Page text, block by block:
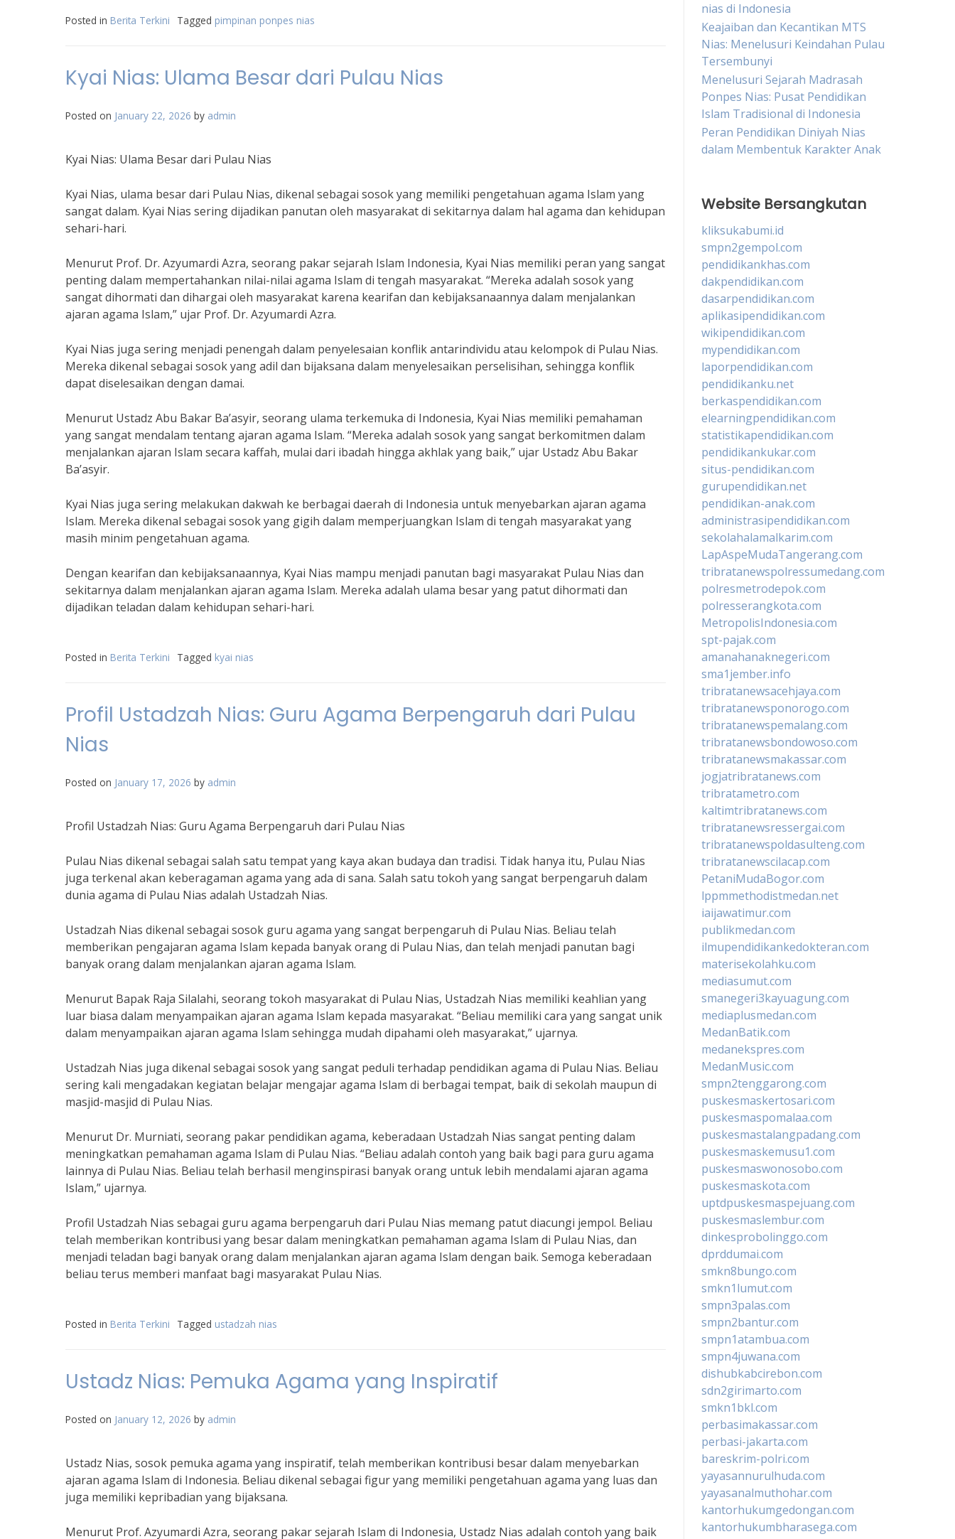
Posted in Berita Terkini Tagged pimpinan ponpes nias
Kyai Nias: Ulama Besar dari Pulau Nias
Posted on January 22, 2026 by admin
Kyai Nias: Ulama Besar dari Pulau Nias
Kyai Nias, ulama besar dari Pulau Nias, dikenal sebagai sosok yang memiliki pengetahuan agama Islam yang
sangat dalam. Kyai Nias sering dijadikan panutan oleh masyarakat di sekitarnya dalam hal agama dan kehidupan
sehari-hari.
Menurut Prof. Dr. Azyumardi Azra, seorang pakar sejarah Islam Indonesia, Kyai Nias memiliki peran yang sangat
penting dalam mempertahankan nilai-nilai agama Islam di tengah masyarakat. “Mereka adalah sosok yang
sangat dihormati dan dihargai oleh masyarakat karena kearifan dan kebijaksanaannya dalam menjalankan
ajaran agama Islam,” ujar Prof. Dr. Azyumardi Azra.
Kyai Nias juga sering menjadi penengah dalam penyelesaian konflik antarindividu atau kelompok di Pulau Nias.
Mereka dikenal sebagai sosok yang adil dan bijaksana dalam menyelesaikan perselisihan, sehingga konflik
dapat diselesaikan dengan damai.
Menurut Ustadz Abu Bakar Ba’asyir, seorang ulama terkemuka di Indonesia, Kyai Nias memiliki pemahaman
yang sangat mendalam tentang ajaran agama Islam. “Mereka adalah sosok yang sangat berkomitmen dalam
menjalankan ajaran Islam secara kaffah, mulai dari ibadah hingga akhlak yang baik,” ujar Ustadz Abu Bakar
Ba’asyir.
Kyai Nias juga sering melakukan dakwah ke berbagai daerah di Indonesia untuk menyebarkan ajaran agama
Islam. Mereka dikenal sebagai sosok yang gigih dalam memperjuangkan Islam di tengah masyarakat yang
masih minim pengetahuan agama.
Dengan kearifan dan kebijaksanaannya, Kyai Nias mampu menjadi panutan bagi masyarakat Pulau Nias dan
sekitarnya dalam menjalankan ajaran agama Islam. Mereka adalah ulama besar yang patut dihormati dan
dijadikan teladan dalam kehidupan sehari-hari.
Posted in Berita Terkini Tagged kyai nias
Profil Ustadzah Nias: Guru Agama Berpengaruh dari Pulau
Nias
Posted on January 17, 2026 by admin
Profil Ustadzah Nias: Guru Agama Berpengaruh dari Pulau Nias
Pulau Nias dikenal sebagai salah satu tempat yang kaya akan budaya dan tradisi. Tidak hanya itu, Pulau Nias
juga terkenal akan keberagaman agama yang ada di sana. Salah satu tokoh yang sangat berpengaruh dalam
dunia agama di Pulau Nias adalah Ustadzah Nias.
Ustadzah Nias dikenal sebagai sosok guru agama yang sangat berpengaruh di Pulau Nias. Beliau telah
memberikan pengajaran agama Islam kepada banyak orang di Pulau Nias, dan telah menjadi panutan bagi
banyak orang dalam menjalankan ajaran agama Islam.
Menurut Bapak Raja Silalahi, seorang tokoh masyarakat di Pulau Nias, Ustadzah Nias memiliki keahlian yang
luar biasa dalam menyampaikan ajaran agama Islam kepada masyarakat. “Beliau memiliki cara yang sangat unik
dalam menyampaikan ajaran agama Islam sehingga mudah dipahami oleh masyarakat,” ujarnya.
Ustadzah Nias juga dikenal sebagai sosok yang sangat peduli terhadap pendidikan agama di Pulau Nias. Beliau
sering kali mengadakan kegiatan belajar mengajar agama Islam di berbagai tempat, baik di sekolah maupun di
masjid-masjid di Pulau Nias.
Menurut Dr. Murniati, seorang pakar pendidikan agama, keberadaan Ustadzah Nias sangat penting dalam
meningkatkan pemahaman agama Islam di Pulau Nias. “Beliau adalah contoh yang baik bagi para guru agama
lainnya di Pulau Nias. Beliau telah berhasil menginspirasi banyak orang untuk lebih mendalami ajaran agama
Islam,” ujarnya.
Profil Ustadzah Nias sebagai guru agama berpengaruh dari Pulau Nias memang patut diacungi jempol. Beliau
telah memberikan kontribusi yang besar dalam meningkatkan pemahaman agama Islam di Pulau Nias, dan
menjadi teladan bagi banyak orang dalam menjalankan ajaran agama Islam dengan baik. Semoga keberadaan
beliau terus memberi manfaat bagi masyarakat Pulau Nias.
Posted in Berita Terkini Tagged ustadzah nias
Ustadz Nias: Pemuka Agama yang Inspiratif
Posted on January 12, 2026 by admin
Ustadz Nias, sosok pemuka agama yang inspiratif, telah memberikan kontribusi besar dalam menyebarkan
ajaran agama Islam di Indonesia. Beliau dikenal sebagai figur yang memiliki pengetahuan agama yang luas dan
juga memiliki kepribadian yang bijaksana.
Menurut Prof. Azyumardi Azra, seorang pakar sejarah Islam di Indonesia, Ustadz Nias adalah contoh yang baik
nias di Indonesia
Keajaiban dan Kecantikan MTS
Nias: Menelusuri Keindahan Pulau
Tersembunyi
Menelusuri Sejarah Madrasah
Ponpes Nias: Pusat Pendidikan
Islam Tradisional di Indonesia
Peran Pendidikan Diniyah Nias
dalam Membentuk Karakter Anak
Website Bersangkutan
kliksukabumi.id
smpn2gempol.com
pendidikankhas.com
dakpendidikan.com
dasarpendidikan.com
aplikasipendidikan.com
wikipendidikan.com
mypendidikan.com
laporpendidikan.com
pendidikanku.net
berkaspendidikan.com
elearningpendidikan.com
statistikapendidikan.com
pendidikankukar.com
situs-pendidikan.com
gurupendidikan.net
pendidikan-anak.com
administrasipendidikan.com
sekolahalamalkarim.com
LapAspeMudaTangerang.com
tribratanewspolressumedang.com
polresmetrodepok.com
polresserangkota.com
MetropolisIndonesia.com
spt-pajak.com
amanahanaknegeri.com
sma1jember.info
tribratanewsacehjaya.com
tribratanewsponorogo.com
tribratanewspemalang.com
tribratanewsbondowoso.com
tribratanewsmakassar.com
jogjatribratanews.com
tribratametro.com
kaltimtribratanews.com
tribratanewsressergai.com
tribratanewspoldasulteng.com
tribratanewscilacap.com
PetaniMudaBogor.com
lppmmethodistmedan.net
iaijawatimur.com
publikmedan.com
ilmupendidikankedokteran.com
materisekolahku.com
mediasumut.com
smanegeri3kayuagung.com
mediaplusmedan.com
MedanBatik.com
medanekspres.com
MedanMusic.com
smpn2tenggarong.com
puskesmaskertosari.com
puskesmaspomalaa.com
puskesmastalangpadang.com
puskesmaskemusu1.com
puskesmaswonosobo.com
puskesmaskota.com
uptdpuskesmaspejuang.com
puskesmaslembur.com
dinkesprobolinggo.com
dprddumai.com
smkn8bungo.com
smkn1lumut.com
smpn3palas.com
smpn2bantur.com
smpn1atambua.com
smpn4juwana.com
dishubkabcirebon.com
sdn2girimarto.com
smkn1bkl.com
perbasimakassar.com
perbasi-jakarta.com
bareskrim-polri.com
yayasannurulhuda.com
yayasanalmuthohar.com
kantorhukumgedongan.com
kantorhukumbharasega.com